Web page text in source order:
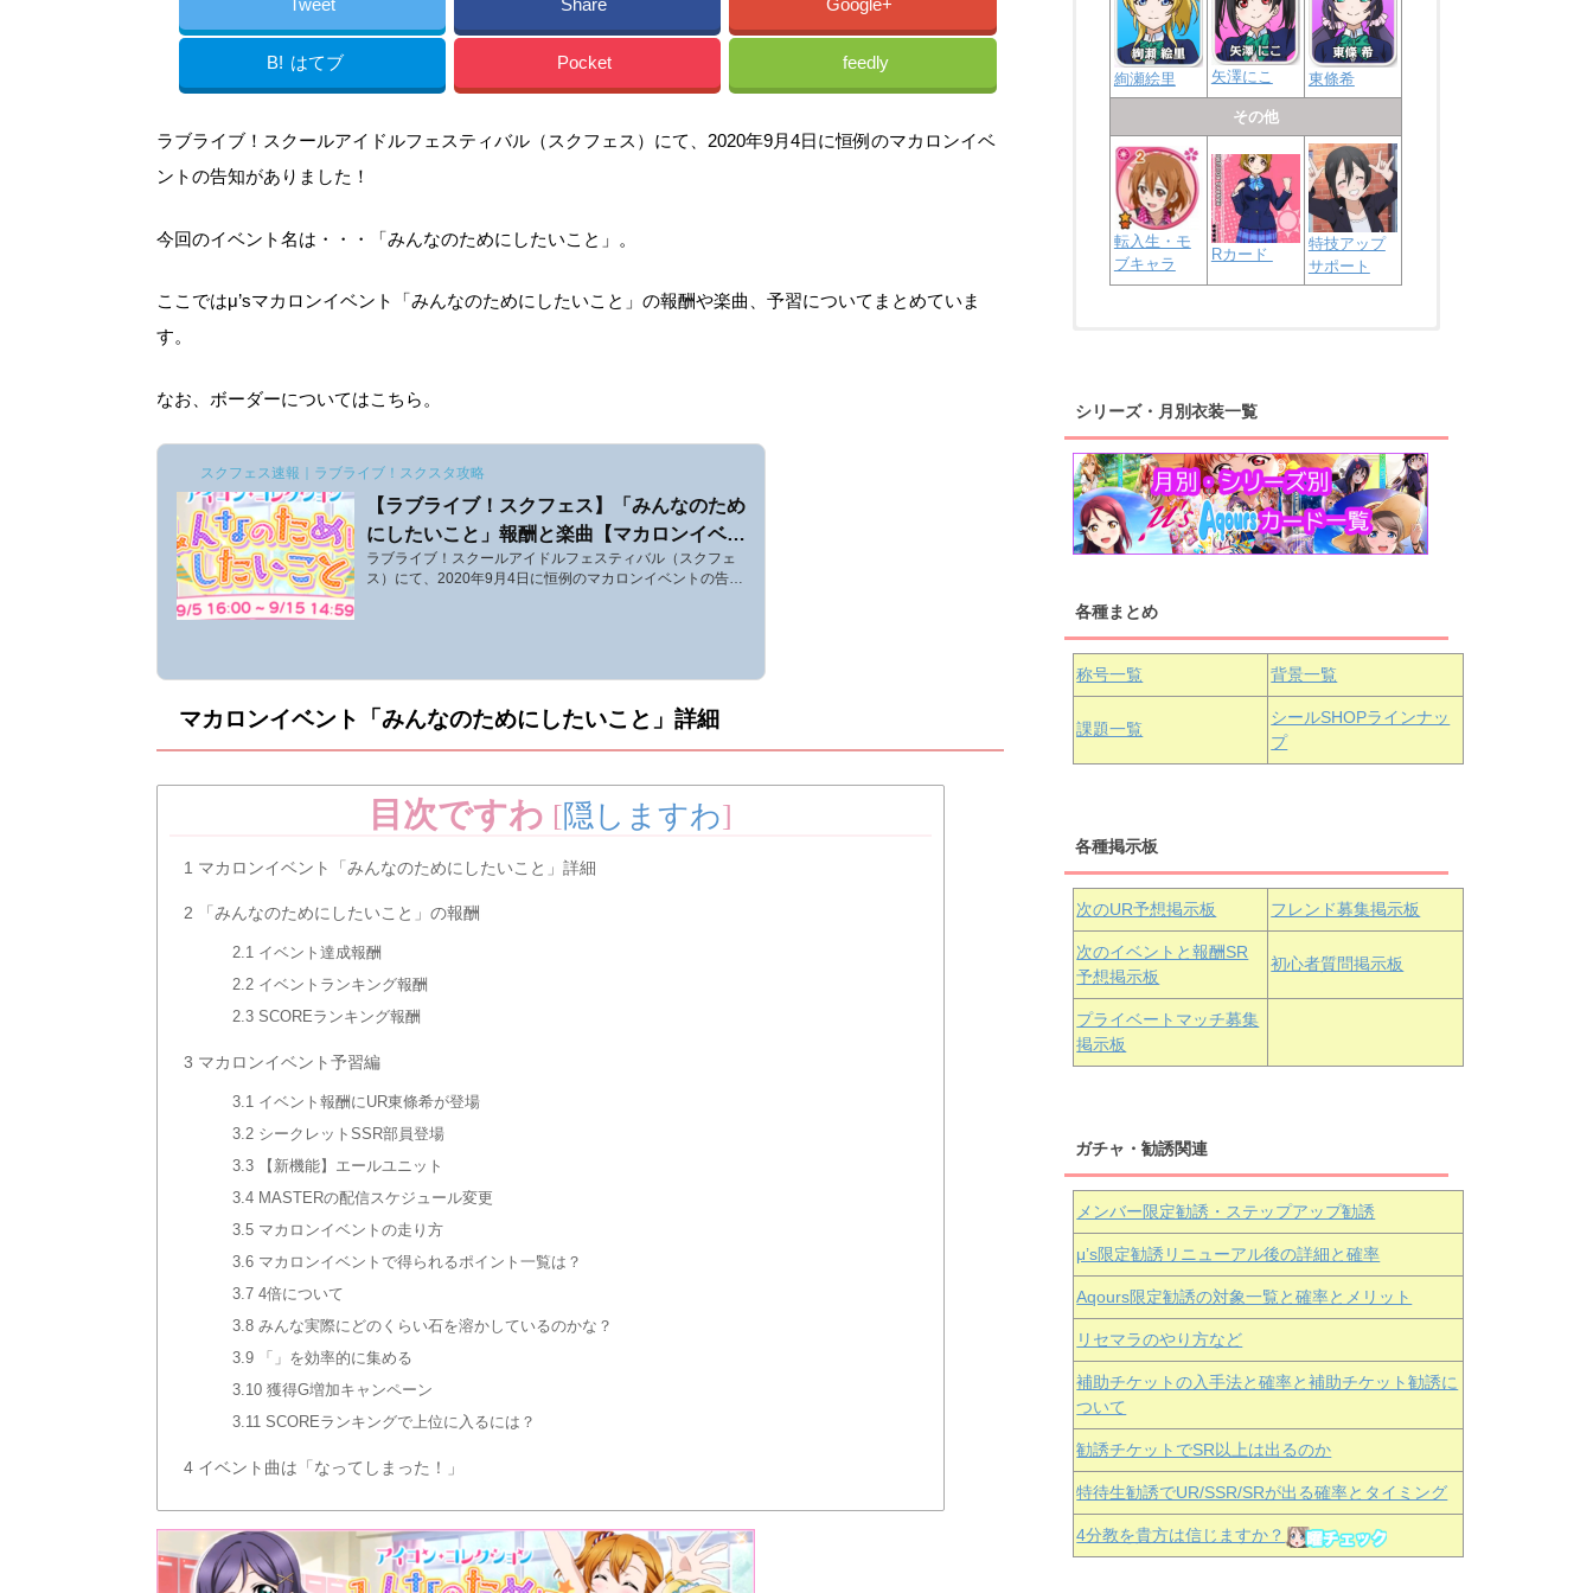
B! はてブ Pocket feedly
ラブライブ！スクールアイドルフェスティバル（スクフェス）にて、2020年9月4日に恒例のマカロンイベ
ントの告知がありました！
今回のイベント名は・・・「みんなのためにしたいこと」。
ここではμ’sマカロンイベント「みんなのためにしたいこと」の報酬や楽曲、予習についてまとめていま
す。
なお、ボーダーについてはこちら。
スクフェス速報｜ラブライブ！スクスタ攻略
【ラブライブ！スクフェス】「みんなのため
にしたいこと」報酬と楽曲【マカロンイベン
ト】
ラブライブ！スクールアイドルフェスティバル（スクフェ
ス）にて、2020年9月4日に恒例のマカロンイベントの告知
「みんなのためにしたいこと」詳細■開催期間:2020年9月5日
ロンイベント「みんなのためにしたいこと」についてです。
マカロンイベント 「みんなのためにしたいこと」詳細
目次ですわ [隠しますわ]
1 マカロンイベント「みんなのためにしたいこと」詳細
2 「みんなのためにしたいこと」の報酬
2.1 イベント達成報酬
2.2 イベントランキング報酬
2.3 SCOREランキング報酬
3 マカロンイベント予習編
3.1 イベント報酬にUR東條希が登場
3.2 シークレットSSR部員登場
3.3 【新機能】エールユニット
3.4 MASTERの配信スケジュール変更
3.5 マカロンイベントの走り方
3.6 マカロンイベントで得られるポイント一覧は？
3.7 4倍について
3.8 みんな実際にどのくらい石を溶かしているのかな？
3.9 「」を効率的に集める
3.10 獲得G増加キャンペーン
3.11 SCOREランキングで上位に入るには？
4 イベント曲は「なってしまった！」
絢瀬絵里 矢澤にこ 東條希
その他
転入生・モ
ブキャラ
Rカード
特技アップ
サポート
桜内梨子 高海千歌 渡辺曜
浦の星女学院1年生
津島善子 黒澤ルビィ 国木田花丸
浦の星女学院3年生
黒澤ダイヤ
上原歩夢 宮下愛 優木せつ菜
虹ヶ咲学園1年生
中須かすみ 天王寺璃奈 桜坂しずく
近江彼方
エマ・ヴェ
シリーズ・月別衣装一覧
各種まとめ
称号一覧 背景一覧
課題一覧
シールSHOPラインナッ
プ
各種掲示板
次のUR予想掲示板 フレンド募集掲示板
次のイベントと報酬SR
予想掲示板
初心者質問掲示板
プライベートマッチ募集
掲示板
ガチャ・勧誘関連
メンバー限定勧誘・ステップアップ勧誘
μ’s限定勧誘リニューアル後の詳細と確率
Aqours限定勧誘の対象一覧と確率とメリット
リセマラのやり方など
補助チケットの入手法と確率と補助チケット勧誘に
ついて
勧誘チケットでSR以上は出るのか
特待生勧誘でUR/SSR/SRが出る確率とタイミング
4分教を貴方は信じますか？